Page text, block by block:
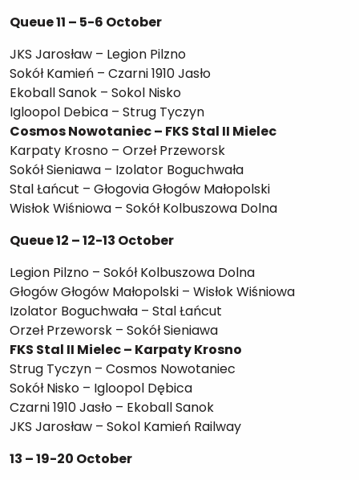
Queue 11 – 5-6 October
JKS Jarosław – Legion Pilzno
Sokół Kamień – Czarni 1910 Jasło
Ekoball Sanok – Sokol Nisko
Igloopol Debica – Strug Tyczyn
Cosmos Nowotaniec – FKS Stal II Mielec
Karpaty Krosno – Orzeł Przeworsk
Sokół Sieniawa – Izolator Boguchwała
Stal Łańcut – Głogovia Głogów Małopolski
Wisłok Wiśniowa – Sokół Kolbuszowa Dolna
Queue 12 – 12-13 October
Legion Pilzno – Sokół Kolbuszowa Dolna
Głogów Głogów Małopolski – Wisłok Wiśniowa
Izolator Boguchwała – Stal Łańcut
Orzeł Przeworsk – Sokół Sieniawa
FKS Stal II Mielec – Karpaty Krosno
Strug Tyczyn – Cosmos Nowotaniec
Sokół Nisko – Igloopol Dębica
Czarni 1910 Jasło – Ekoball Sanok
JKS Jarosław – Sokol Kamień Railway
13 – 19-20 October